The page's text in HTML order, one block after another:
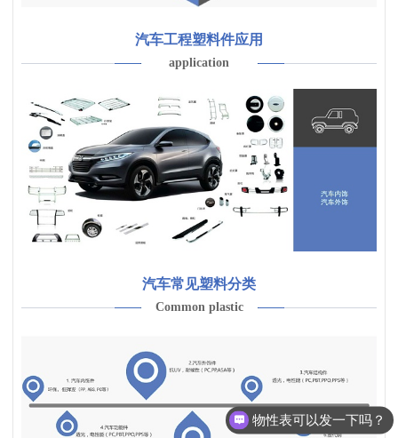
汽车工程塑料件应用
application
汽车常见塑料分类
Common plastic
物性表可以发一下吗？